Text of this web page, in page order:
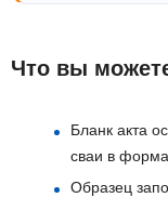
Что вы
Бланк акта
сваи в
Образец